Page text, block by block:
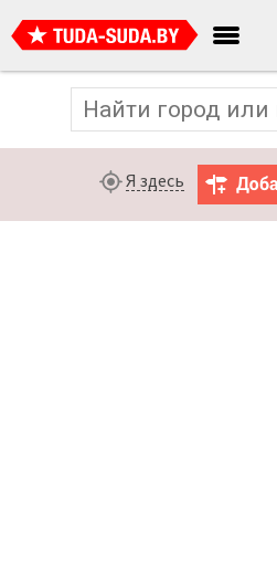
Я здесь